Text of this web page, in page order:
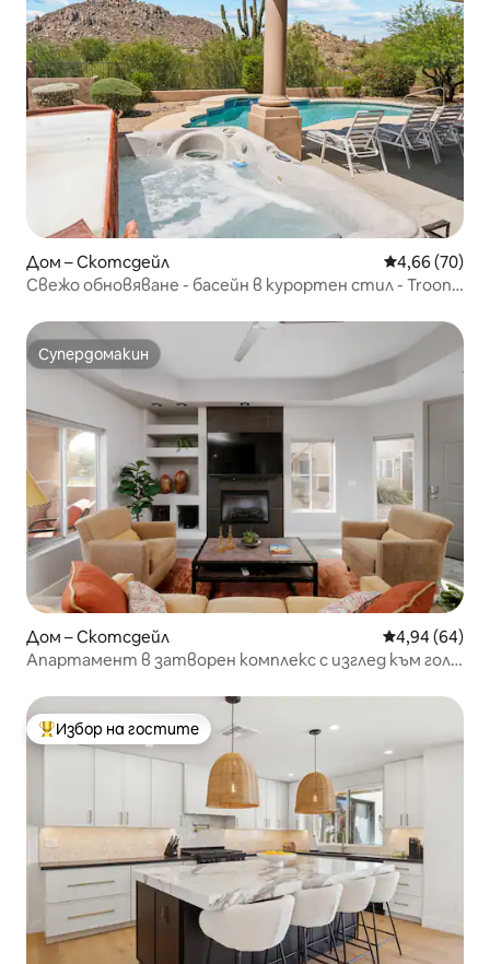
Дом – Скотсдейл Средна
4,66 (70)
Свежо обновяване - басейн в курортен стил - Troon
Супердомакин
Супердомакин
Дом – Скотсдейл Средна
4,94 (64)
Апартамент в затворен комплекс с изглед към голф
Най-популярен избор на гостите
Избор на гостите